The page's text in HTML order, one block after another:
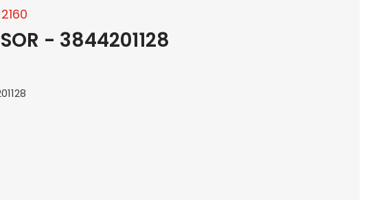
- 3844201128